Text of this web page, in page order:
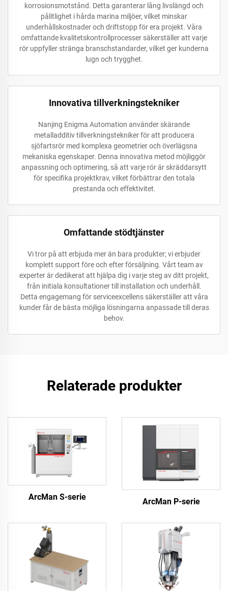
korrosionsmotstånd. Detta garanterar lång livslängd och
pålitlighet i hårda marina miljöer, vilket minskar
underhållskostnader och driftstopp för era projekt. Våra
omfattande kvalitetskontrollprocesser säkerställer att varje
rör uppfyller stränga branschstandarder, vilket ger kunderna
lugn och trygghet.
Innovativa tillverkningstekniker
Nanjing Enigma Automation använder skärande
metalladditiv tillverkningstekniker för att producera
sjöfartsrör med komplexa geometrier och överlägsna
mekaniska egenskaper. Denna innovativa metod möjliggör
anpassning och optimering, så att varje rör är skräddarsytt
för specifika projektkrav, vilket förbättrar den totala
prestanda och effektivitet.
Omfattande stödtjänster
Vi tror på att erbjuda mer än bara produkter; vi erbjuder
komplett support före och efter försäljning. Vårt team av
experter är dedikerat att hjälpa dig i varje steg av ditt projekt,
från initiala konsultationer till installation och underhåll.
Detta engagemang för serviceexcellens säkerställer att våra
kunder får de bästa möjliga lösningarna anpassade till deras
behov.
Relaterade produkter
ArcMan S-serie ArcMan P-serie